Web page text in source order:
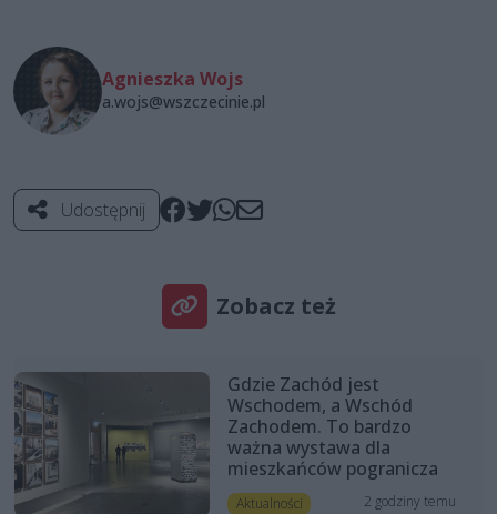
Agnieszka Wojs
a.wojs@wszczecinie.pl
Udostępnij
Zobacz też
Gdzie Zachód jest
Wschodem, a Wschód
Zachodem. To bardzo
ważna wystawa dla
mieszkańców pogranicza
Aktualności 2 godziny temu